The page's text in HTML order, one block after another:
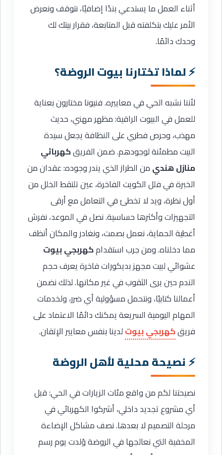
أثناء العمل ما يستدعي بندًا إضافيًا، نتوقف ونعرض
الأمر عليك بتكلفته قبل المتابعة، فقرار بيتك لك
وحدك دائمًا.
لماذا تختارنا بيوت الروضة؟
لأننا نشبه الحي في معاييره. فنيونا مختارون بعناية
للعمل في البيوت الراقية: مظهر مهني، حديث
مهذب، وحرص فطري على النظافة يجعل سيدة
البيت مطمئنة لوجودهم. ضمن الفريقكهربائي
منازل هندي من الطراز الذي يندر وجوده: عقدان من
الخبرة في فلل الكويت الفاخرة، عين تلتقط الخلل من
أول نظرة، ويد لا تخطئ في التعامل مع أرقى
التجهيزات وأكثرها حساسية. نصل في الموعد، نفرش
أغطية الحماية، نعمل بصمت، ونغادر والمكان أنظف
مما دخلناه. ومن جرب استقدامكهربجي بيوت
عشوائي لبيت مجهز بديكورات فاخرة يعرف حجم
الندم حين يرى الثقوب في غير مكانها. لذلك نضمن
أعمالنا كتابيًا، ونتحمل مسؤولية أي ضرر، ولخدمات
المهام اليومية السريعة يمكنك دائمًا الاعتماد على
فريقكهربجي بيوت لدينا بنفس معايير الإتقان.
نصيحة محلية لأهل الروضة
نصيحتنا لكم من واقع مئات الزيارات في الحي: قبل
أي مشروع تجديد داخلي، أشركوا الكهربائي في
مرحلة التصميم لا بعدها. نصف مشاكل الإضاءة
المخفية التي نعالجها في الروضة وُلدت يوم رسم